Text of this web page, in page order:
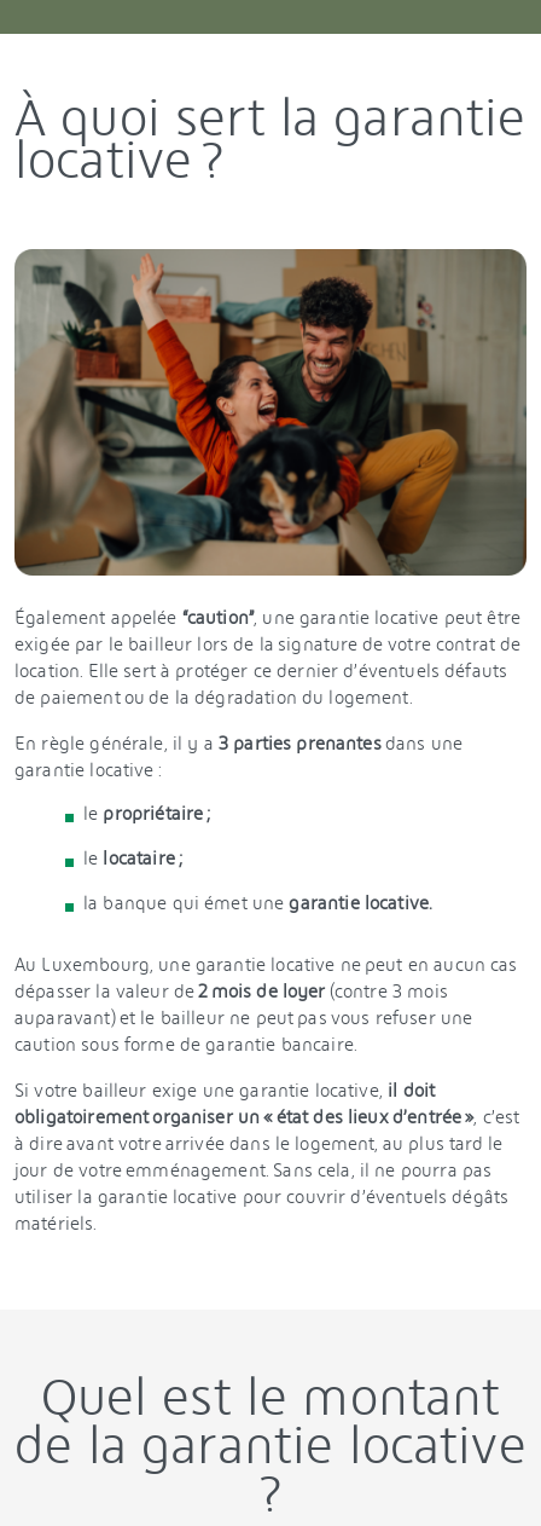
À quoi sert la garantie
locative ?
Également appelée “caution”, une garantie locative peut être
exigée par le bailleur lors de la signature de votre contrat de
location. Elle sert à protéger ce dernier d’éventuels défauts
de paiement ou de la dégradation du logement.
En règle générale, il y a 3 parties prenantesdans une
garantie locative :
le propriétaire ;
le locataire ;
la banque qui émet une garantie locative.
Au Luxembourg, une garantie locative ne peut en aucun cas
dépasser la valeur de2 mois de loyer (contre 3 mois
auparavant) et le bailleur ne peut pas vous refuser une
caution sous forme de garantie bancaire.
Si votre bailleur exige une garantie locative, il doit
obligatoirement organiser un « état des lieux d’entrée », c’est
à dire avant votre arrivée dans le logement, au plus tard le
jour de votre emménagement. Sans cela, il ne pourra pas
utiliser la garantie locative pour couvrir d’éventuels dégâts
matériels.
Quel est le montant
de la garantie locative
?